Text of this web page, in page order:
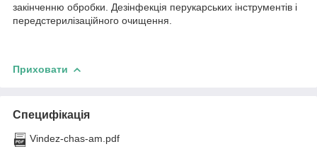
закінченню обробки. Дезінфекція перукарських інструментів і
передстерилізаційного очищення.
Приховати
Специфікація
Vindez-chas-am.pdf